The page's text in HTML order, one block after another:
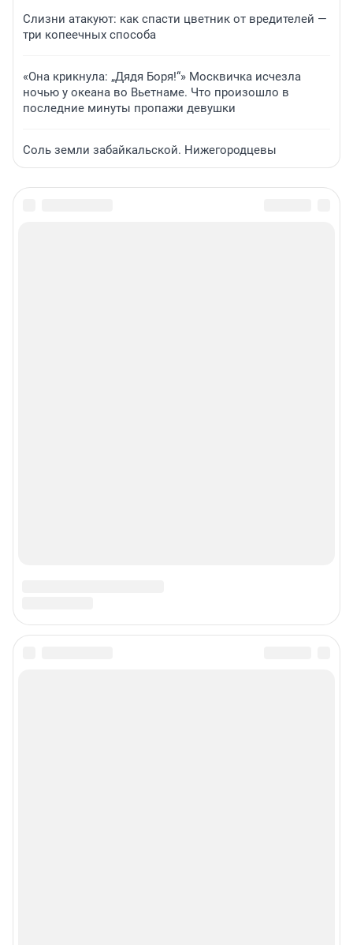
Слизни атакуют: как спасти цветник от вредителей —
три копеечных способа
«Она крикнула: „Дядя Боря!“» Москвичка исчезла
ночью у океана во Вьетнаме. Что произошло в
последние минуты пропажи девушки
Соль земли забайкальской. Нижегородцевы